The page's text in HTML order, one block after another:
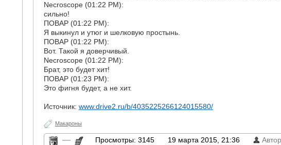
Necroscope (01:22 PM):
сильно!
ПОВАР (01:22 PM):
Я выкинул и утюг и шелковую простынь.
ПОВАР (01:22 PM):
Вот. Такой я доверчивый.
Necroscope (01:22 PM):
Брат, это будет хит!
ПОВАР (01:23 PM):
Это фигня будет, а не хит.
Источник: www.drive2.ru/b/4035225266124015580/
Макароны
— Просмотры: 3145 19 марта 2015, 21:36